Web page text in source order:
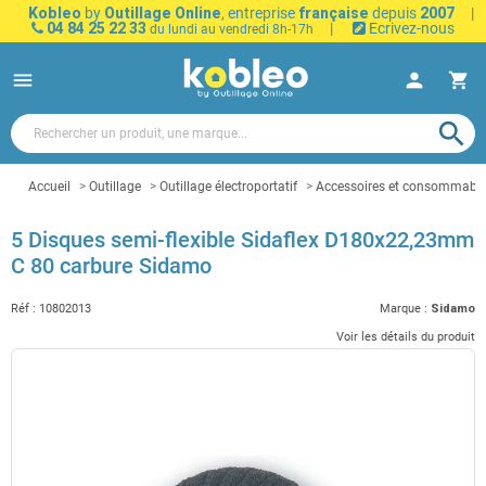
Kobleo by Outillage Online, entreprise française depuis 2007
|
04 84 25 22 33 du lundi au vendredi 8h-17h | Ecrivez-nous
menu person shopping_cart
search
Accueil Outillage Outillage électroportatif Accessoires et
5 Disques semi-flexible Sidaflex D180x22,23mm
C 80 carbure Sidamo
Réf : 10802013 Marque : Sidamo
Voir les détails du produit